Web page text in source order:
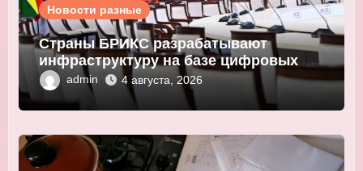
Новости разные
Страны БРИКС разрабатывают
инфраструктуру на базе цифровых
валют центробанков
admin 4 августа, 2026